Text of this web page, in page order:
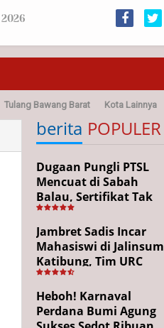
Tulang Bawang Barat Kota Lainnya
berita POPULER
Dugaan Pungli PTSL
Mencuat di Sabah
Balau, Sertifikat Tak
Kunjung Diterima,
Warga Tempuh Jalur
Hukum
Jambret Sadis Incar
Mahasiswi di Jalinsum
Katibung, Tim URC
Ringkus Pelaku dan
Sita Barang Bukti
Heboh! Karnaval
Perdana Bumi Agung